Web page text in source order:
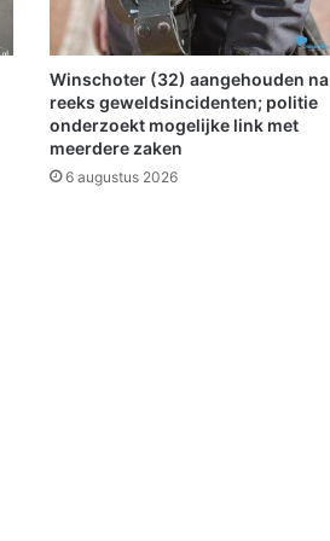
Winschoter (32) aangehouden na
reeks geweldsincidenten; politie
onderzoekt mogelijke link met
meerdere zaken
6 augustus 2026